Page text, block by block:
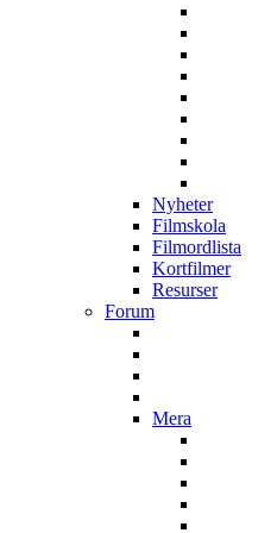
Nyheter
Filmskola
Filmordlista
Kortfilmer
Resurser
Forum
Mera